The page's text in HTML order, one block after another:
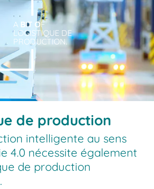
A BIT OF
LOGISTIQUE DE
PRODUCTION.
de production
intelligente au sens
4.0 nécessite également
de production